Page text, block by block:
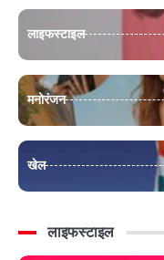
लाइफस्टाइल
मनोरंजन
खेल
लाइफस्टाइल